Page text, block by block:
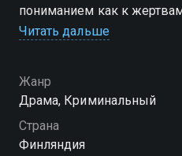
пониманием как к
Вместе со своей
Посмотреть онлайн 2
Хельсинки вы можете
хорошем HD качестве на
Читать дальше
Жанр
Драма, Криминальный
Страна
Финляндия